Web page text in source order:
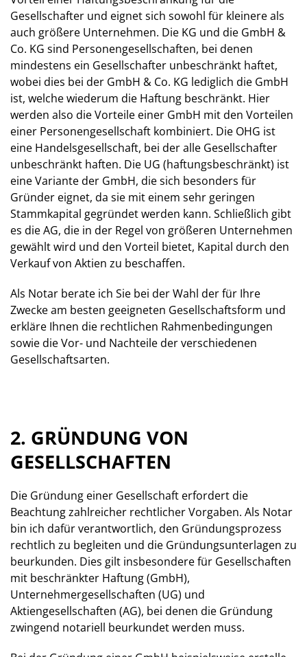
Gesellschafter und eignet sich sowohl für kleinere als
auch größere Unternehmen. Die KG und die GmbH &
Co. KG sind Personengesellschaften, bei denen
mindestens ein Gesellschafter unbeschränkt haftet,
wobei dies bei der GmbH & Co. KG lediglich die GmbH
ist, welche wiederum die Haftung beschränkt. Hier
werden also die Vorteile einer GmbH mit den Vorteilen
einer Personengesellschaft kombiniert. Die OHG ist
eine Handelsgesellschaft, bei der alle Gesellschafter
unbeschränkt haften. Die UG (haftungsbeschränkt) ist
eine Variante der GmbH, die sich besonders für
Gründer eignet, da sie mit einem sehr geringen
Stammkapital gegründet werden kann. Schließlich gibt
es die AG, die in der Regel von größeren Unternehmen
gewählt wird und den Vorteil bietet, Kapital durch den
Verkauf von Aktien zu beschaffen.
Als Notar berate ich Sie bei der Wahl der für Ihre
Zwecke am besten geeigneten Gesellschaftsform und
erkläre Ihnen die rechtlichen Rahmenbedingungen
sowie die Vor- und Nachteile der verschiedenen
Gesellschaftsarten.
2. GRÜNDUNG VON
GESELLSCHAFTEN
Die Gründung einer Gesellschaft erfordert die
Beachtung zahlreicher rechtlicher Vorgaben. Als Notar
bin ich dafür verantwortlich, den Gründungsprozess
rechtlich zu begleiten und die Gründungsunterlagen zu
beurkunden. Dies gilt insbesondere für Gesellschaften
mit beschränkter Haftung (GmbH),
Unternehmergesellschaften (UG) und
Aktiengesellschaften (AG), bei denen die Gründung
zwingend notariell beurkundet werden muss.